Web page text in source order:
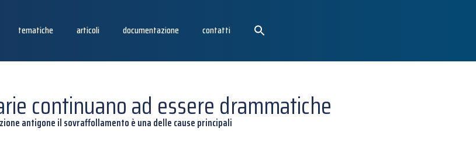
tematiche articoli documentazione contatti
continuano ad essere drammatiche
antigone il sovraffollamento è una delle cause principali